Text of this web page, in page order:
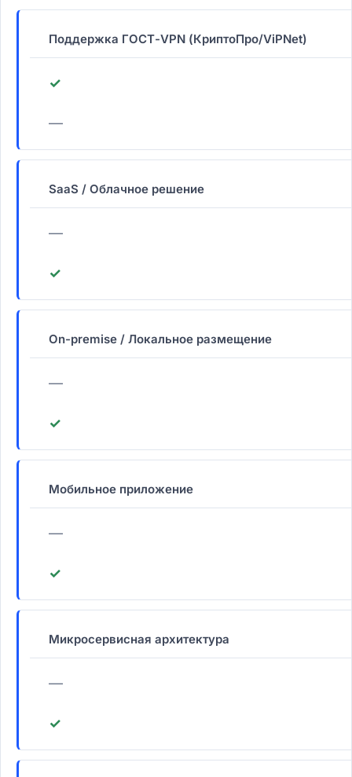
Поддержка ГОСТ-VPN (КриптоПро/ViPNet)
✓
—
SaaS / Облачное решение
—
✓
On-premise / Локальное размещение
—
✓
Мобильное приложение
—
✓
Микросервисная архитектура
—
✓